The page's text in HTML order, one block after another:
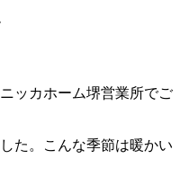
ッカホーム堺営業所でご
た。こんな季節は暖かい